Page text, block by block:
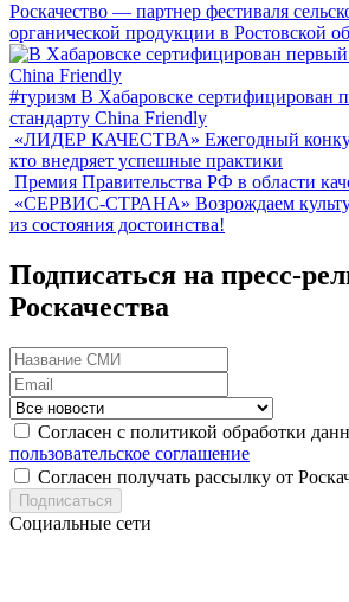
Роскачество — партнер фестиваля
органической продукции в Ростовской
#туризм В Хабаровске сертифицирован
стандарту China Friendly
«ЛИДЕР КАЧЕСТВА» Ежегодный
кто внедряет успешные практики
Премия Правительства РФ в области
«СЕРВИС-СТРАНА» Возрождаем
из состояния достоинства!
Подписаться на пресс-
Роскачества
Согласен с политикой обработки
пользовательское соглашение
Согласен получать рассылку от
Подписаться
Социальные сети